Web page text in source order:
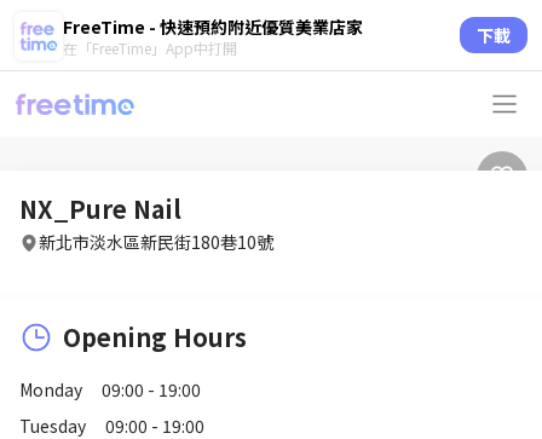
FreeTime - 快速預約附近優質美業店家
在「FreeTime」App中打開 下載
NX_Pure Nail
新北市淡水區新民街180巷10號
Opening Hours
Monday
09:00 - 19:00
Tuesday
09:00 - 19:00